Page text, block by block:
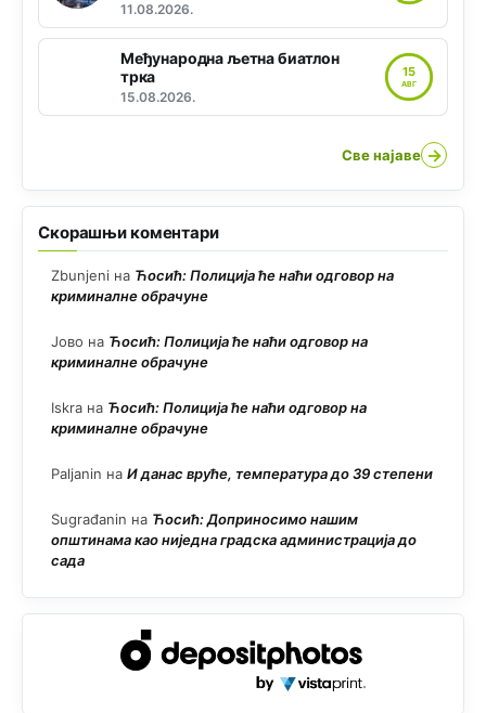
11.08.2026.
Међународна љетна биатлон
трка
15.08.2026.
15
АВГ
Све најаве →
Скорашњи коментари
Zbunjeni на Ћосић: Полиција ће наћи одговор на
криминалне обрачуне
Јово на Ћосић: Полиција ће наћи одговор на
криминалне обрачуне
Iskra на Ћосић: Полиција ће наћи одговор на
криминалне обрачуне
Paljanin на И данас вруће, температура до 39 степени
Sugrađanin на Ћосић: Доприносимо нашим
општинама као ниједна градска администрација до
сада